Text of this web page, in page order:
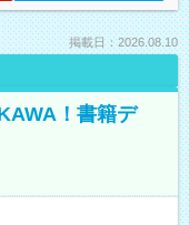
掲載日：2026.08.10
！書籍デ